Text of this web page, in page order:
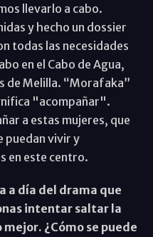
llevarlo a cabo.
y hecho un dossier
todas las necesidades
en el Cabo de Agua,
de Melilla. “Morafaka”
"acompañar".
a estas mujeres, que
puedan vivir y
en este centro.
a día del drama que
intentar saltar la
¿Cómo se puede